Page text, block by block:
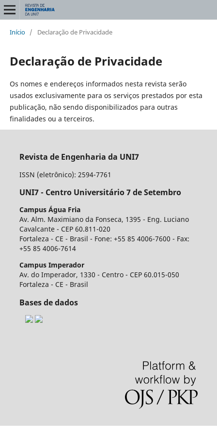
Início / Declaração de Privacidade
Declaração de Privacidade
Os nomes e endereços informados nesta revista serão
usados exclusivamente para os serviços prestados por esta
publicação, não sendo disponibilizados para outras
finalidades ou a terceiros.
Revista de Engenharia da UNI7
ISSN (eletrônico): 2594-7761
UNI7 - Centro Universitário 7 de Setembro
Campus Água Fria
Av. Alm. Maximiano da Fonseca, 1395 - Eng. Luciano
Cavalcante - CEP 60.811-020
Fortaleza - CE - Brasil - Fone: +55 85 4006-7600 - Fax:
+55 85 4006-7614
Campus Imperador
Av. do Imperador, 1330 - Centro - CEP 60.015-050
Fortaleza - CE - Brasil
Bases de dados